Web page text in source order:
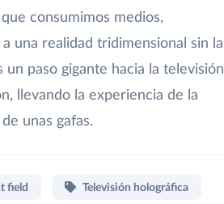
consumimos medios,
una realidad tridimensional sin la
paso gigante hacia la televisión
llevando la experiencia de la
unas gafas.
field Televisión holográfica